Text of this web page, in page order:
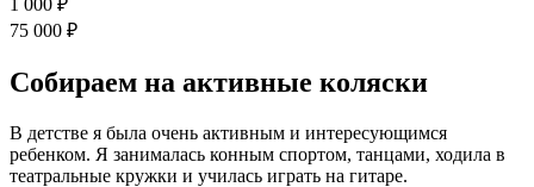
75 000 ₽
Собираем на активные коляски
В детстве я была очень активным и интересующимся
ребенком. Я занималась конным спортом, танцами, ходила в
театральные кружки и училась играть на гитаре.